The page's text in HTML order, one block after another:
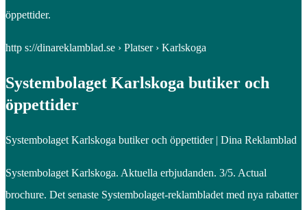
öppettider.
http s://dinareklamblad.se › Platser › Karlskoga
Systembolaget Karlskoga butiker och
öppettider
Systembolaget Karlskoga butiker och öppettider | Dina Reklamblad
Systembolaget Karlskoga. Aktuella erbjudanden. 3/5. Actual
brochure. Det senaste Systembolaget-reklambladet med nya rabatter